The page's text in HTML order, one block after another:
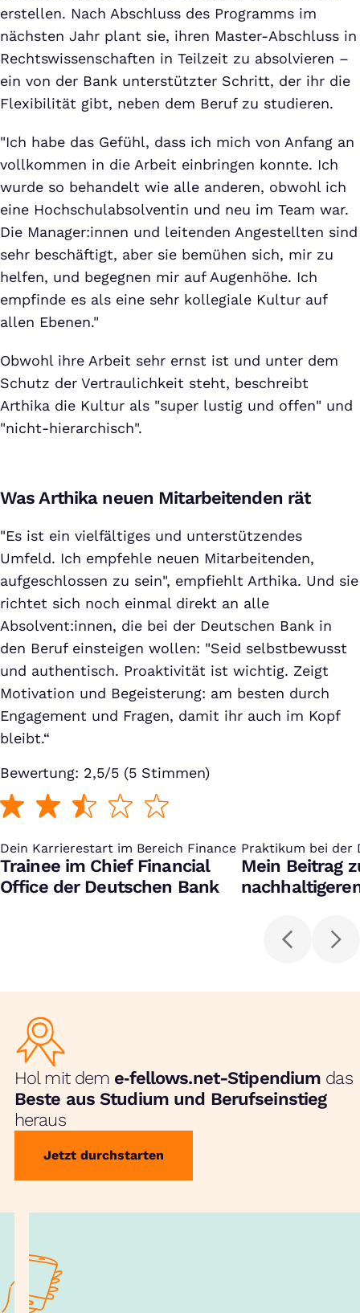
erstellen. Nach Abschluss des Programms im
nächsten Jahr plant sie, ihren Master-Abschluss in
Rechtswissenschaften in Teilzeit zu absolvieren –
ein von der Bank unterstützter Schritt, der ihr die
Flexibilität gibt, neben dem Beruf zu studieren.
"Ich habe das Gefühl, dass ich mich von Anfang an
vollkommen in die Arbeit einbringen konnte. Ich
wurde so behandelt wie alle anderen, obwohl ich
eine Hochschulabsolventin und neu im Team war.
Die Manager:innen und leitenden Angestellten sind
sehr beschäftigt, aber sie bemühen sich, mir zu
helfen, und begegnen mir auf Augenhöhe. Ich
empfinde es als eine sehr kollegiale Kultur auf
allen Ebenen."
Obwohl ihre Arbeit sehr ernst ist und unter dem
Schutz der Vertraulichkeit steht, beschreibt
Arthika die Kultur als "super lustig und offen" und
"nicht-hierarchisch".
Was Arthika neuen Mitarbeitenden rät
"Es ist ein vielfältiges und unterstützendes
Umfeld. Ich empfehle neuen Mitarbeitenden,
aufgeschlossen zu sein", empfiehlt Arthika. Und sie
richtet sich noch einmal direkt an alle
Absolvent:innen, die bei der Deutschen Bank in
den Beruf einsteigen wollen: "Seid selbstbewusst
und authentisch. Proaktivität ist wichtig. Zeigt
Motivation und Begeisterung: am besten durch
Engagement und Fragen, damit ihr auch im Kopf
bleibt.“
Bewertung: 2,5/5 (5 Stimmen)
Dein Karrierestart im Bereich Finance
:
Trainee im Chief Financial
Office der Deutschen Bank
Praktikum bei der
:
Mein Beitrag
Hol mit dem e‑fellows.net-Stipendium das
Beste aus Studium und Berufseinstieg
heraus
Jetzt durchstarten